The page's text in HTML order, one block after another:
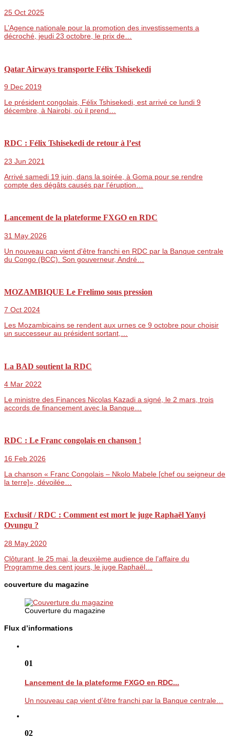
25 Oct 2025
L’Agence nationale pour la promotion des investissements a
décroché, jeudi 23 octobre, le prix de…
Qatar Airways transporte Félix Tshisekedi
9 Dec 2019
Le président congolais, Félix Tshisekedi, est arrivé ce lundi 9
décembre, à Nairobi, où il prend…
RDC : Félix Tshisekedi de retour à l’est
23 Jun 2021
Arrivé samedi 19 juin, dans la soirée, à Goma pour se rendre
compte des dégâts causés par l’éruption…
Lancement de la plateforme FXGO en RDC
31 May 2026
Un nouveau cap vient d'être franchi en RDC par la Banque centrale
du Congo (BCC). Son gouverneur, André…
MOZAMBIQUE Le Frelimo sous pression
7 Oct 2024
Les Mozambicains se rendent aux urnes ce 9 octobre pour choisir
un successeur au président sortant,…
La BAD soutient la RDC
4 Mar 2022
Le ministre des Finances Nicolas Kazadi a signé, le 2 mars, trois
accords de financement avec la Banque…
RDC : Le Franc congolais en chanson !
16 Feb 2026
La chanson « Franc Congolais – Nkolo Mabele [chef ou seigneur de
la terre]», dévoilée…
Exclusif / RDC : Comment est mort le juge Raphaël Yanyi
Ovungu ?
28 May 2020
Clôturant, le 25 mai, la deuxième audience de l’affaire du
Programme des cent jours, le juge Raphaël…
couverture du magazine
Couverture du magazine
Flux d’informations
01
Lancement de la plateforme FXGO en RDC...
Un nouveau cap vient d’être franchi par la Banque centrale…
02